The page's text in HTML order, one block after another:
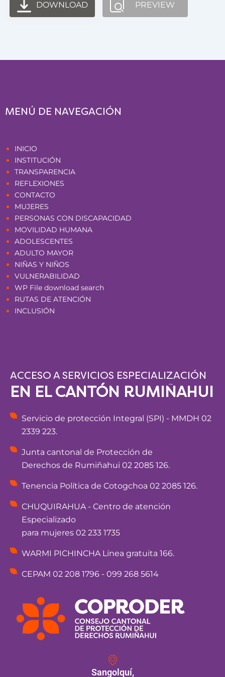
DOWNLOAD PREVIEW
MENÚ DE NAVEGACIÓN
INICIO
INSTITUCIÓN
TRANSPARENCIA
REFLEXIONES
CONTACTO
MUJERES
PERSONAS CON DISCAPACIDAD
MOVILIDAD HUMANA
ADOLESCENTES
ADULTO MAYOR
NIÑAS Y NIÑOS
VULNERABILIDAD
WP File download search
RUTAS DE ATENCIÓN
INCLUSIÓN
ACCESO A SERVICIOS ESPECIALIZACIÓN
EN EL CANTÓN RUMIÑAHUI
Servicio de protección Integral (SPI) - MMDH 02
2339 223.
Junta cantonal de Protección de
Derechos de Rumiñahui 02 2085 126.
Tenencia Política de Cotogchoa 02 2085 126.
CHUQUIRAHUA - Centro de atención
Especializado
para mujeres 02 233 1735
WARMI PICHINCHA Línea gratuita 166.
CEPAM 02 208 1796 - 099 268 5614
Sangolquí,